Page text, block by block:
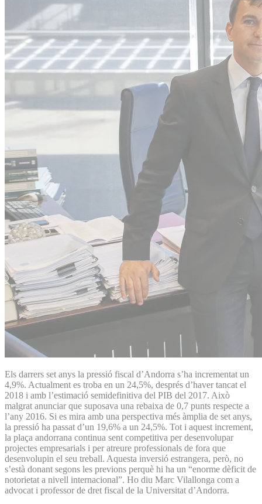
Els darrers set anys la pressió fiscal d’Andorra s’ha incrementat un
4,9%. Actualment es troba en un 24,5%, després d’haver tancat el
2018 i amb l’estimació semidefinitiva del PIB del 2017. Això
malgrat anunciar que suposava una rebaixa de 0,7 punts respecte a
l’any 2016. Si es mira amb una perspectiva més àmplia de set anys,
la pressió ha passat d’un 19,6% a un 24,5%. Tot i aquest increment,
la plaça andorrana continua sent competitiva per desenvolupar
projectes empresarials i per atreure professionals de fora que
desenvolupin el seu treball. Aquesta inversió estrangera, però, no
s’està donant segons les previons perquè hi ha un “enorme dèficit de
notorietat a nivell internacional”. Ho diu Marc Vilallonga com a
advocat i professor de dret fiscal de la Universitat d’Andorra.